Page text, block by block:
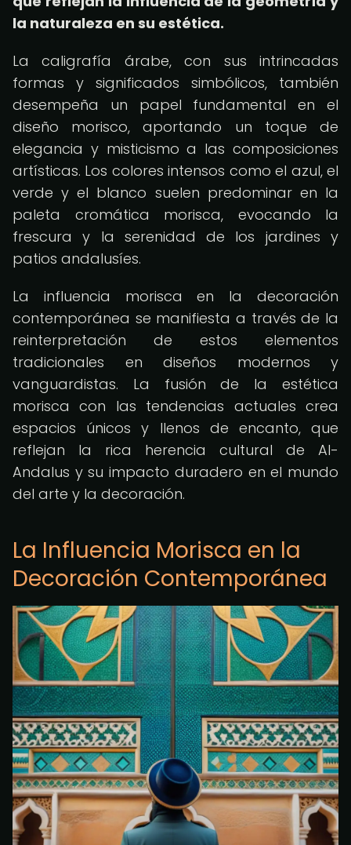
la naturaleza en su estética.
La caligrafía árabe, con sus intrincadas
formas y significados simbólicos, también
desempeña un papel fundamental en el
diseño morisco, aportando un toque de
elegancia y misticismo a las composiciones
artísticas. Los colores intensos como el azul, el
verde y el blanco suelen predominar en la
paleta cromática morisca, evocando la
frescura y la serenidad de los jardines y
patios andalusíes.
La influencia morisca en la decoración
contemporánea se manifiesta a través de la
reinterpretación de estos elementos
tradicionales en diseños modernos y
vanguardistas. La fusión de la estética
morisca con las tendencias actuales crea
espacios únicos y llenos de encanto, que
reflejan la rica herencia cultural de Al-
Andalus y su impacto duradero en el mundo
del arte y la decoración.
La Influencia Morisca en la
Decoración Contemporánea